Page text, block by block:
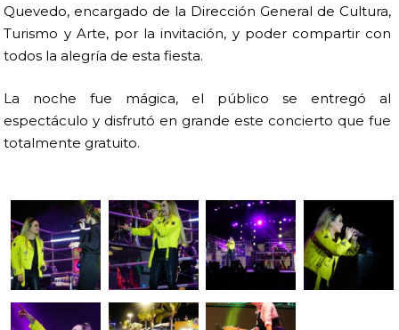
Quevedo, encargado de la Dirección General de Cultura,
Turismo y Arte, por la invitación, y poder compartir con
todos la alegría de esta fiesta.
La noche fue mágica, el público se entregó al
espectáculo y disfrutó en grande este concierto que fue
totalmente gratuito.